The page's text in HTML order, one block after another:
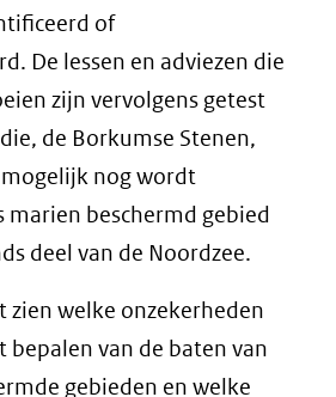
of
De lessen en adviezen die
zijn vervolgens getest
de Borkumse Stenen,
nog wordt
marien beschermd gebied
deel van de Noordzee.
zien welke onzekerheden
bepalen van de baten van
gebieden en welke